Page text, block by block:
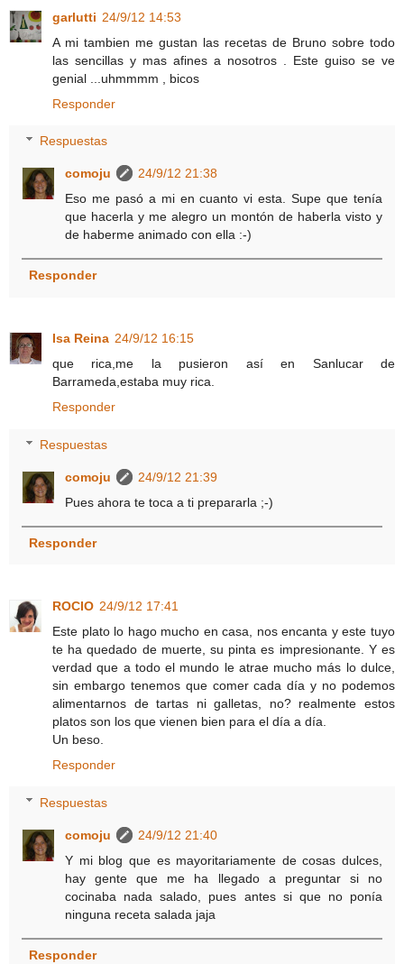
garlutti 24/9/12 14:53
A mi tambien me gustan las recetas de Bruno sobre todo
las sencillas y mas afines a nosotros . Este guiso se ve
genial ...uhmmmm , bicos
Responder
Respuestas
comoju
24/9/12 21:38
Eso me pasó a mi en cuanto vi esta. Supe que tenía
que hacerla y me alegro un montón de haberla visto y
de haberme animado con ella :-)
Responder
Isa Reina 24/9/12 16:15
que rica,me la pusieron así en Sanlucar de
Barrameda,estaba muy rica.
Responder
Respuestas
comoju
24/9/12 21:39
Pues ahora te toca a ti prepararla ;-)
Responder
ROCIO 24/9/12 17:41
Este plato lo hago mucho en casa, nos encanta y este tuyo
te ha quedado de muerte, su pinta es impresionante. Y es
verdad que a todo el mundo le atrae mucho más lo dulce,
sin embargo tenemos que comer cada día y no podemos
alimentarnos de tartas ni galletas, no? realmente estos
platos son los que vienen bien para el día a día.
Un beso.
Responder
Respuestas
comoju
24/9/12 21:40
Y mi blog que es mayoritariamente de cosas dulces,
hay gente que me ha llegado a preguntar si no
cocinaba nada salado, pues antes si que no ponía
ninguna receta salada jaja
Responder